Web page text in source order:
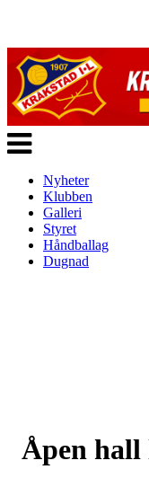
Veksle
navigasjon
Nyheter
Klubben
Galleri
Styret
Håndballag
Dugnad
Åpen